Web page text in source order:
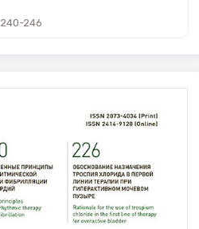
240-246